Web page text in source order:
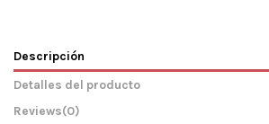
Descripción
Detalles del producto
Reviews(0)